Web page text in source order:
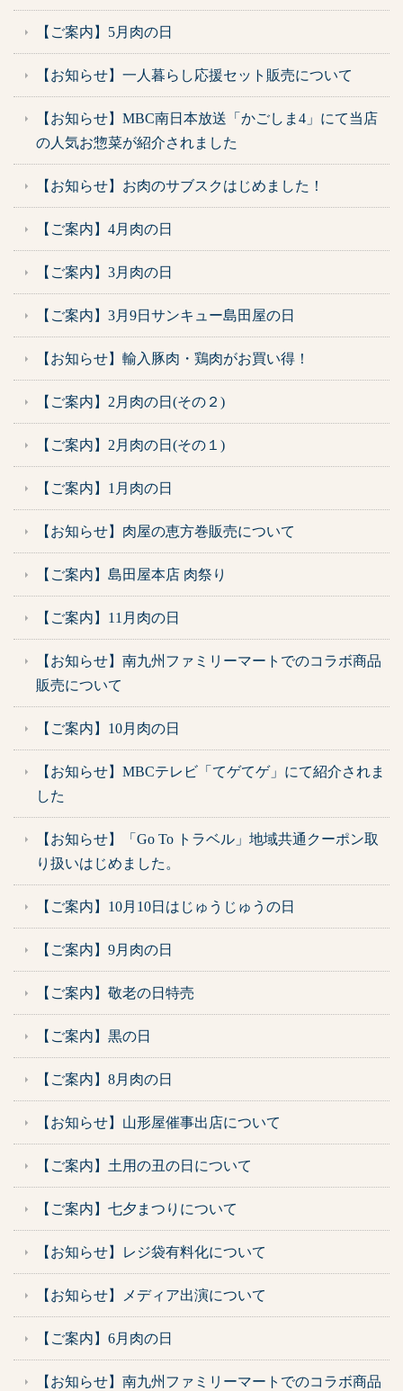
【ご案内】5月肉の日
【お知らせ】一人暮らし応援セット販売について
【お知らせ】MBC南日本放送「かごしま4」にて当店
の人気お惣菜が紹介されました
【お知らせ】お肉のサブスクはじめました！
【ご案内】4月肉の日
【ご案内】3月肉の日
【ご案内】3月9日サンキュー島田屋の日
【お知らせ】輸入豚肉・鶏肉がお買い得！
【ご案内】2月肉の日(その２)
【ご案内】2月肉の日(その１)
【ご案内】1月肉の日
【お知らせ】肉屋の恵方巻販売について
【ご案内】島田屋本店 肉祭り
【ご案内】11月肉の日
【お知らせ】南九州ファミリーマートでのコラボ商品
販売について
【ご案内】10月肉の日
【お知らせ】MBCテレビ「てゲてゲ」にて紹介されま
した
【お知らせ】「Go To トラベル」地域共通クーポン取
り扱いはじめました。
【ご案内】10月10日はじゅうじゅうの日
【ご案内】9月肉の日
【ご案内】敬老の日特売
【ご案内】黒の日
【ご案内】8月肉の日
【お知らせ】山形屋催事出店について
【ご案内】土用の丑の日について
【ご案内】七夕まつりについて
【お知らせ】レジ袋有料化について
【お知らせ】メディア出演について
【ご案内】6月肉の日
【お知らせ】南九州ファミリーマートでのコラボ商品